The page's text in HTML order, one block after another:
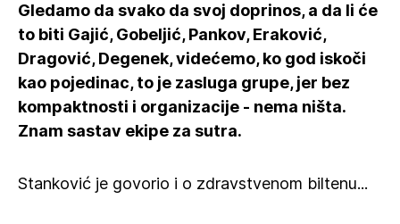
Gledamo da svako da svoj doprinos, a da li će
to biti Gajić, Gobeljić, Pankov, Eraković,
Dragović, Degenek, videćemo, ko god iskoči
kao pojedinac, to je zasluga grupe, jer bez
kompaktnosti i organizacije - nema ništa.
Znam sastav ekipe za sutra.
Stanković je govorio i o zdravstvenom biltenu...